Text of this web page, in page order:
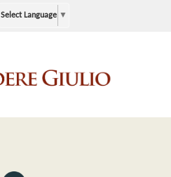
Select Language ▼